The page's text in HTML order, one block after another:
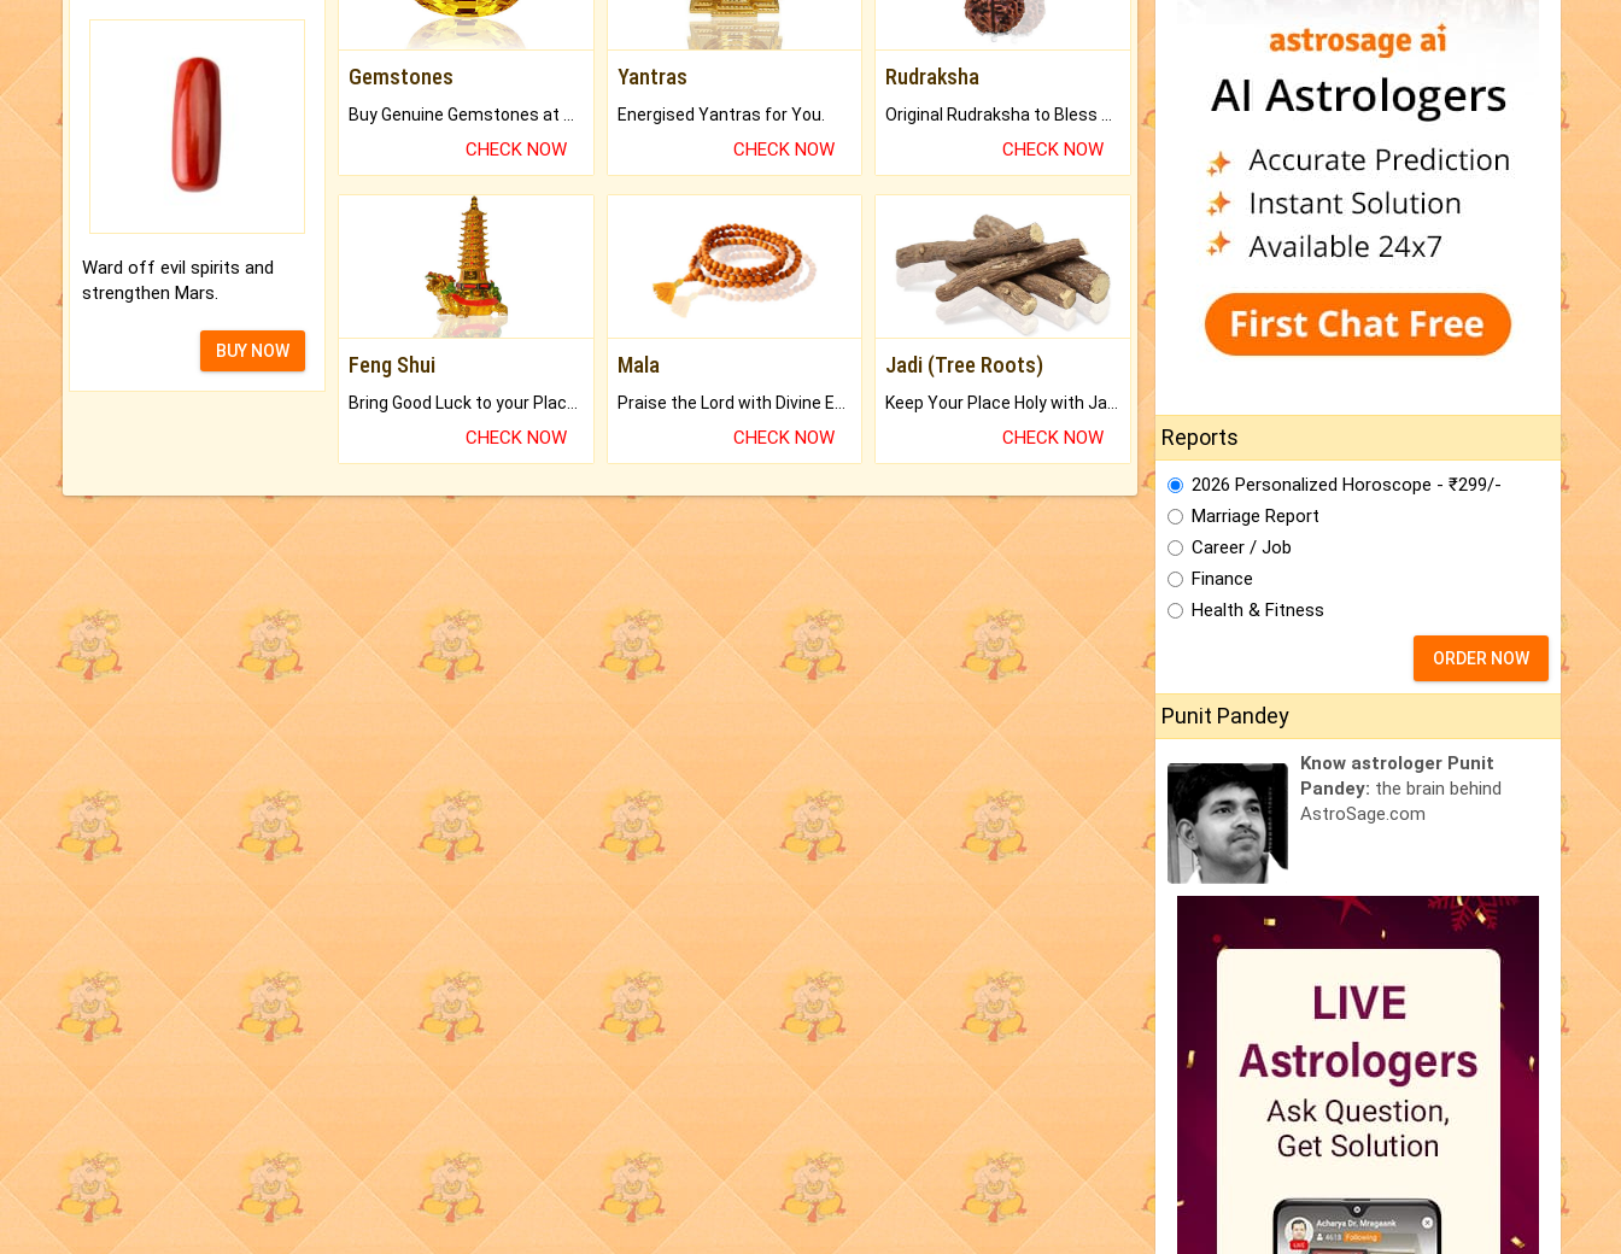
Ward off evil spirits and
strengthen Mars.
BUY NOW
Gemstones
CHECK NOW
Yantras
Energised Yantras for You.
CHECK NOW
Rudraksha
CHECK NOW
Feng Shui
Bring Good Luck to your Place with Feng Shui.
CHECK NOW
Mala
Praise the Lord with Divine Energies of Mala.
CHECK NOW
Jadi (Tree Roots)
Keep Your Place Holy with Jadi.
CHECK NOW Reports
2026 Personalized Horoscope - ₹299/-
Marriage Report
Career / Job
Finance
Health & Fitness
ORDER NOW
Punit Pandey
Know astrologer Punit
Pandey: the brain behind
AstroSage.com